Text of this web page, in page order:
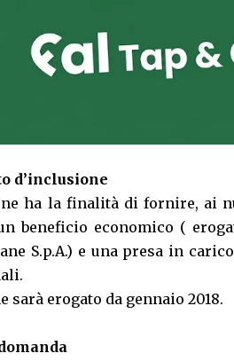
d’inclusione
ha la finalità di fornire, ai
beneficio economico (
S.p.A.) e una presa in
sarà erogato da gennaio 2018.